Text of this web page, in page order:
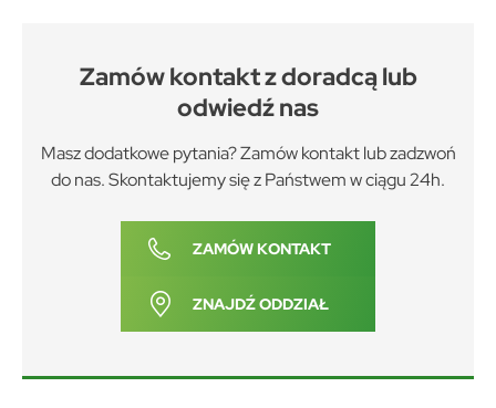
Zamów kontakt z doradcą lub
odwiedź nas
Masz dodatkowe pytania? Zamów kontakt lub zadzwoń
do nas. Skontaktujemy się z Państwem w ciągu 24h.
ZAMÓW KONTAKT
ZNAJDŹ ODDZIAŁ
społecznościowych.